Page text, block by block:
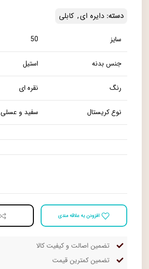
دسته: دایره ای, کابلی
سایز 50
جنس بدنه استیل
رنگ نقره ای
نوع کریستال سفید و عسلی
افزودن به علاقه مندی
تضمین اصالت و کیفیت کالا
تضمین کمترین قیمت